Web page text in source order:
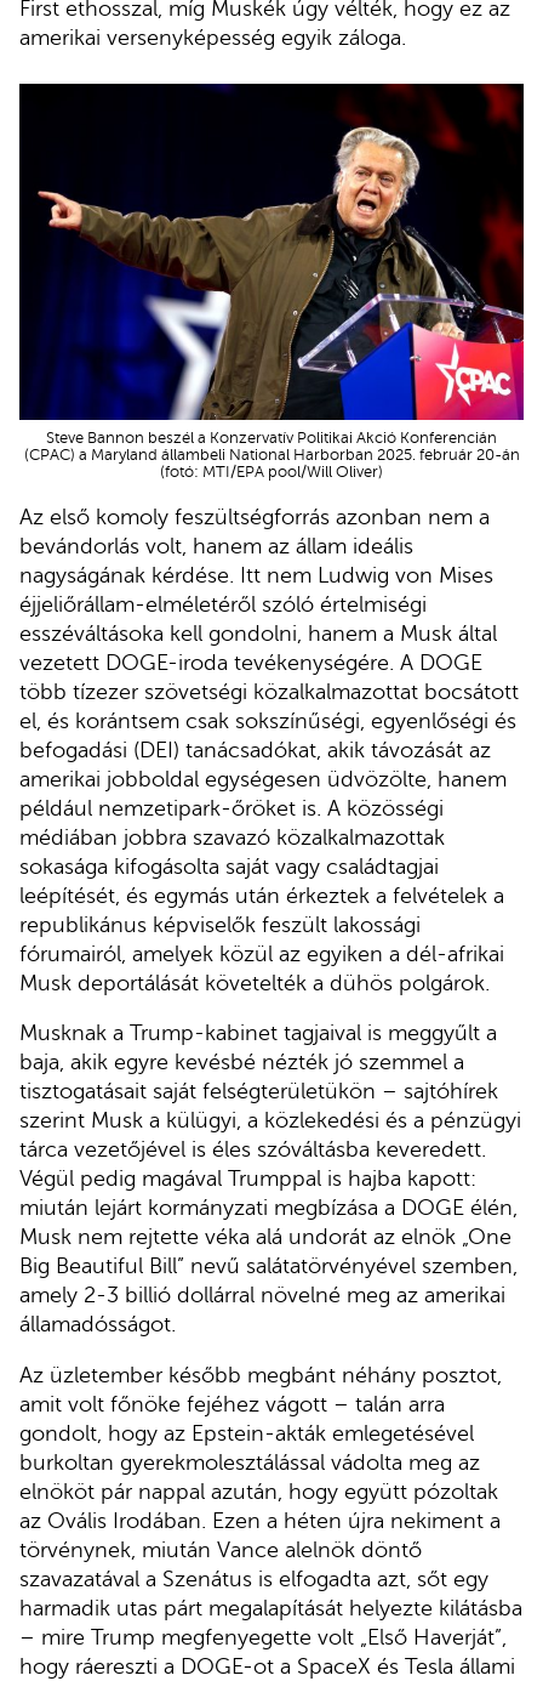
First ethosszal, míg Muskék úgy vélték, hogy ez az
amerikai versenyképesség egyik záloga.
Steve Bannon beszél a Konzervatív Politikai Akció Konferencián
(CPAC) a Maryland állambeli National Harborban 2025. február 20-án
(fotó: MTI/EPA pool/Will Oliver)
Az első komoly feszültségforrás azonban nem a
bevándorlás volt, hanem az állam ideális
nagyságának kérdése. Itt nem Ludwig von Mises
éjjeliőrállam-elméletéről szóló értelmiségi
esszéváltásoka kell gondolni, hanem a Musk által
vezetett DOGE-iroda tevékenységére. A DOGE
több tízezer szövetségi közalkalmazottat bocsátott
el, és korántsem csak sokszínűségi, egyenlőségi és
befogadási (DEI) tanácsadókat, akik távozását az
amerikai jobboldal egységesen üdvözölte, hanem
például nemzetipark-őröket is. A közösségi
médiában jobbra szavazó közalkalmazottak
sokasága kifogásolta saját vagy családtagjai
leépítését, és egymás után érkeztek a felvételek a
republikánus képviselők feszült lakossági
fórumairól, amelyek közül az egyiken a dél-afrikai
Musk deportálását követelték a dühös polgárok.
Musknak a Trump-kabinet tagjaival is meggyűlt a
baja, akik egyre kevésbé nézték jó szemmel a
tisztogatásait saját felségterületükön – sajtóhírek
szerint Musk a külügyi, a közlekedési és a pénzügyi
tárca vezetőjével is éles szóváltásba keveredett.
Végül pedig magával Trumppal is hajba kapott:
miután lejárt kormányzati megbízása a DOGE élén,
Musk nem rejtette véka alá undorát az elnök „One
Big Beautiful Bill” nevű salátatörvényével szemben,
amely 2-3 billió dollárral növelné meg az amerikai
államadósságot.
Az üzletember később megbánt néhány posztot,
amit volt főnöke fejéhez vágott – talán arra
gondolt, hogy az Epstein-akták emlegetésével
burkoltan gyerekmolesztálással vádolta meg az
elnököt pár nappal azután, hogy együtt pózoltak
az Ovális Irodában. Ezen a héten újra nekiment a
törvénynek, miután Vance alelnök döntő
szavazatával a Szenátus is elfogadta azt, sőt egy
harmadik utas párt megalapítását helyezte kilátásba
– mire Trump megfenyegette volt „Első Haverját”,
hogy ráereszti a DOGE-ot a SpaceX és Tesla állami